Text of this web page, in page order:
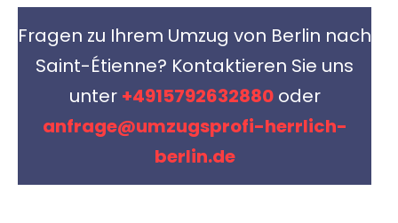
Fragen zu Ihrem Umzug von Berlin nach
Saint-Étienne? Kontaktieren Sie uns
unter +4915792632880oder
anfrage@umzugsprofi-herrlich-
berlin.de